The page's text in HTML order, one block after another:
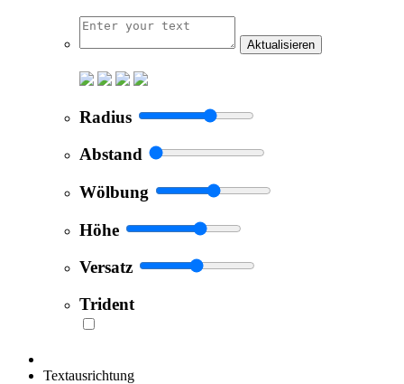
Aktualisieren
Radius
Abstand
Wölbung
Höhe
Versatz
Trident
Textausrichtung